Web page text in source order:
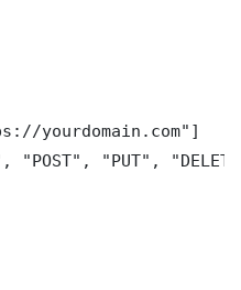
yourdomain.com"]
"POST", "PUT",